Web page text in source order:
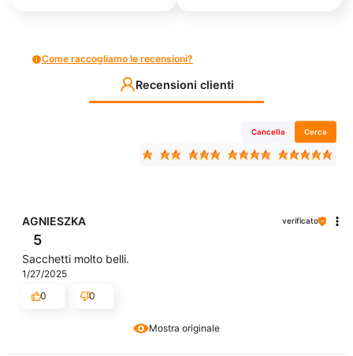
Come raccogliamo le recensioni?
Recensioni clienti
Cancella Cerca
Mostra originale
AGNIESZKA verificato
5
Sacchetti molto belli.
1/27/2025
0
0